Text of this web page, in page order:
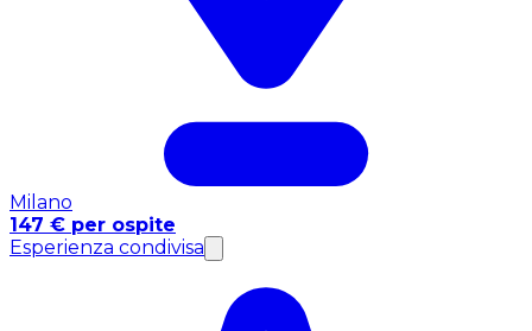
Milano
147 € per ospite
Esperienza condivisa